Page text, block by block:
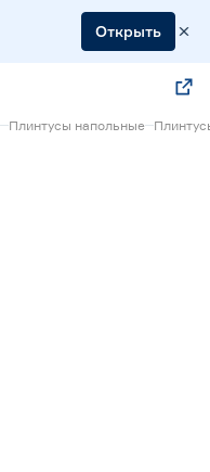
Открыть
Плинтусы напольные